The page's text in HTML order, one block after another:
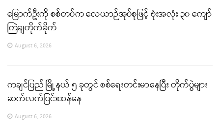
မြောက်ဦးကို စစ်တပ်က လေယာဉ်အုပ်စုဖြင့် ဗုံးအလုံး ၃၀ ကျော်
ကြဲချတိုက်ခိုက်
August 6, 2026
ကချင်ပြည် မြို့နယ် ၅ ခုတွင် စစ်ရေးတင်းမာနေပြီး တိုက်ပွဲများ
ဆက်လက်ပြင်းထန်နေ
August 6, 2026